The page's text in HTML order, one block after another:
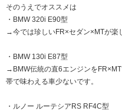
そのうえでオススメは
・BMW 320i E90型
→今では珍しいFR×セダン×MTが楽
・BMW 130i E87型
→BMW伝統の直6エンジンを
帯で味わえる車少ないです。
・ルノー ルーテシアRS RF4C型